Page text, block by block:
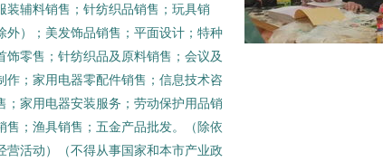
装辅料销售；针纺织品销售；玩具销
）；美发饰品销售；平面设计；特种
零售；针纺织品及原料销售；会议及
；家用电器零配件销售；信息技术咨
家用电器安装服务；劳动保护用品销
；渔具销售；五金产品批发。（除依
活动）（不得从事国家和本市产业政